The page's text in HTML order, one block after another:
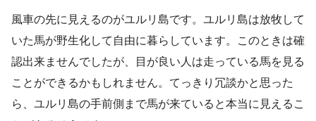
風車の先に見えるのがユルリ島です。ユルリ島は放牧して
いた馬が野生化して自由に暮らしています。このときは確
認出来ませんでしたが、目が良い人は走っている馬を見る
ことができるかもしれません。てっきり冗談かと思った
ら、ユルリ島の手前側まで馬が来ていると本当に見えるこ